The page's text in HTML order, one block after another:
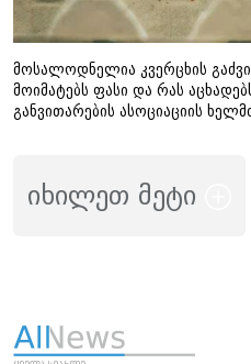
მოსალოდნელია კვერცხის
მოიმატებს ფასი და რას
განვითარების ასოციაციის
იხილეთ მეტი